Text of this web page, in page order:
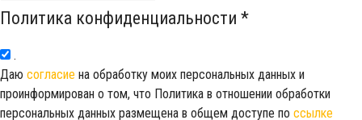
Политика конфиденциальности *
.
Даю согласие на обработку моих персональных данных и
проинформирован о том, что Политика в отношении обработки
персональных данных размещена в общем доступе по ссылке